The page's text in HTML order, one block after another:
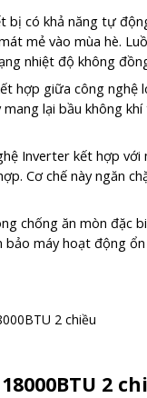
bị có khả năng tự
mẻ vào mùa hè.
nhiệt độ không
hợp giữa công nghệ
lại bầu không
Inverter kết hợp
Cơ chế này ngăn
chống ăn mòn đặc
máy hoạt động
2